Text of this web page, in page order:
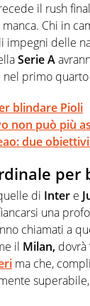
il rush
Chi in
impegni delle
Serie A
primo
blindare Pioli
non può più
due
per
di Inter e
una
chiamati a
il Milan, dovrà
ma che,